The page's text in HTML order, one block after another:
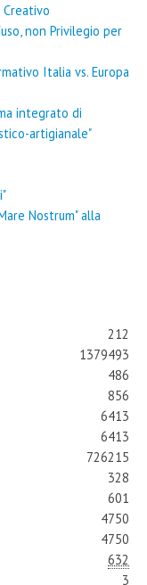
Creativo
non Privilegio per
Italia vs. Europa
integrato di
artigianale"
Nostrum" alla
212
1379493
486
856
6413
6413
726215
328
601
4750
4750
632
3